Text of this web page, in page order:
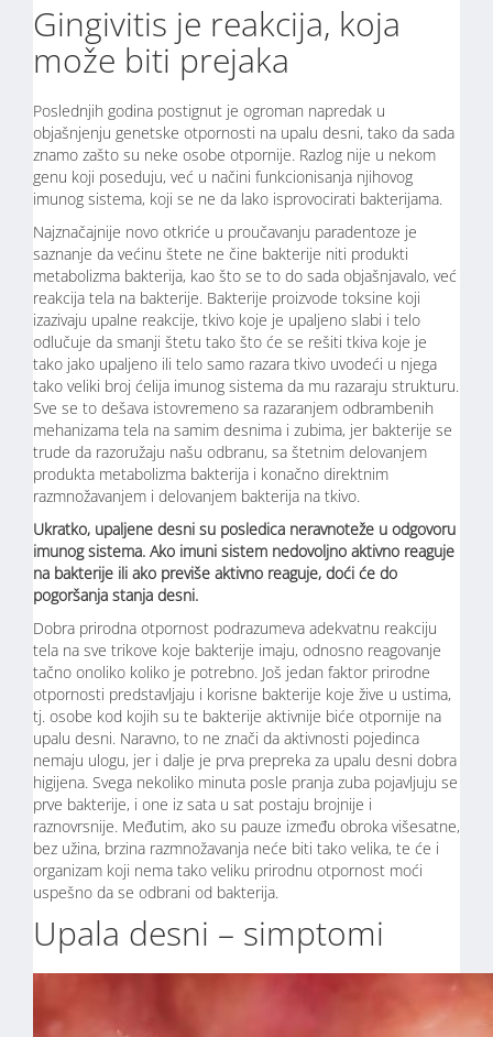
Gingivitis je reakcija, koja
može biti prejaka
Poslednjih godina postignut je ogroman napredak u
objašnjenju genetske otpornosti na upalu desni, tako da sada
znamo zašto su neke osobe otpornije. Razlog nije u nekom
genu koji poseduju, već u načini funkcionisanja njihovog
imunog sistema, koji se ne da lako isprovocirati bakterijama.
Najznačajnije novo otkriće u proučavanju paradentoze je
saznanje da većinu štete ne čine bakterije niti produkti
metabolizma bakterija, kao što se to do sada objašnjavalo, već
reakcija tela na bakterije. Bakterije proizvode toksine koji
izazivaju upalne reakcije, tkivo koje je upaljeno slabi i telo
odlučuje da smanji štetu tako što će se rešiti tkiva koje je
tako jako upaljeno ili telo samo razara tkivo uvodeći u njega
tako veliki broj ćelija imunog sistema da mu razaraju strukturu.
Sve se to dešava istovremeno sa razaranjem odbrambenih
mehanizama tela na samim desnima i zubima, jer bakterije se
trude da razoružaju našu odbranu, sa štetnim delovanjem
produkta metabolizma bakterija i konačno direktnim
razmnožavanjem i delovanjem bakterija na tkivo.
Ukratko, upaljene desni su posledica neravnoteže u odgovoru
imunog sistema. Ako imuni sistem nedovoljno aktivno reaguje
na bakterije ili ako previše aktivno reaguje, doći će do
pogoršanja stanja desni.
Dobra prirodna otpornost podrazumeva adekvatnu reakciju
tela na sve trikove koje bakterije imaju, odnosno reagovanje
tačno onoliko koliko je potrebno. Još jedan faktor prirodne
otpornosti predstavljaju i korisne bakterije koje žive u ustima,
tj. osobe kod kojih su te bakterije aktivnije biće otpornije na
upalu desni. Naravno, to ne znači da aktivnosti pojedinca
nemaju ulogu, jer i dalje je prva prepreka za upalu desni dobra
higijena. Svega nekoliko minuta posle pranja zuba pojavljuju se
prve bakterije, i one iz sata u sat postaju brojnije i
raznovrsnije. Međutim, ako su pauze između obroka višesatne,
bez užina, brzina razmnožavanja neće biti tako velika, te će i
organizam koji nema tako veliku prirodnu otpornost moći
uspešno da se odbrani od bakterija.
Upala desni – simptomi